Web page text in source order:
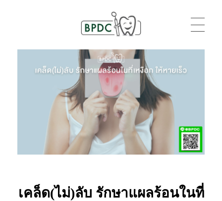
BPDC
แค่เว็บเวิร์ดเพรสเว็บหนึ่ง
เคล็ด(ไม่)ลับ รักษาแผลร้อนในที่